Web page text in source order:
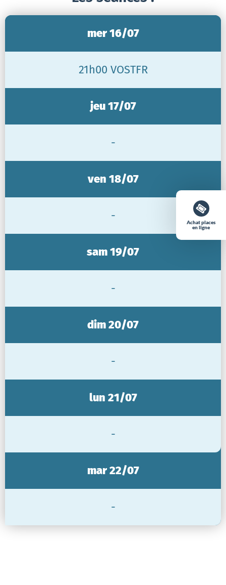
Achat places
en ligne
mer 16/07
21h00 VOSTFR
jeu 17/07
-
ven 18/07
-
sam 19/07
-
dim 20/07
-
lun 21/07
-
mar 22/07
-